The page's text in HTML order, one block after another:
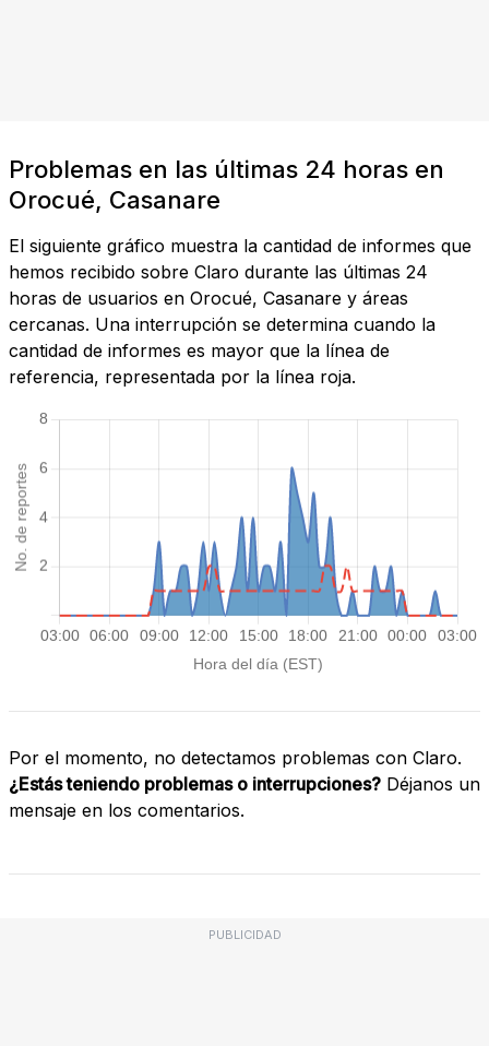
Problemas en las últimas 24 horas en
Orocué, Casanare
El siguiente gráfico muestra la cantidad de informes que
hemos recibido sobre Claro durante las últimas 24
horas de usuarios en Orocué, Casanare y áreas
cercanas. Una interrupción se determina cuando la
cantidad de informes es mayor que la línea de
referencia, representada por la línea roja.
Por el momento, no detectamos problemas con Claro.
¿Estás teniendo problemas o interrupciones? Déjanos un
mensaje en los comentarios.
PUBLICIDAD